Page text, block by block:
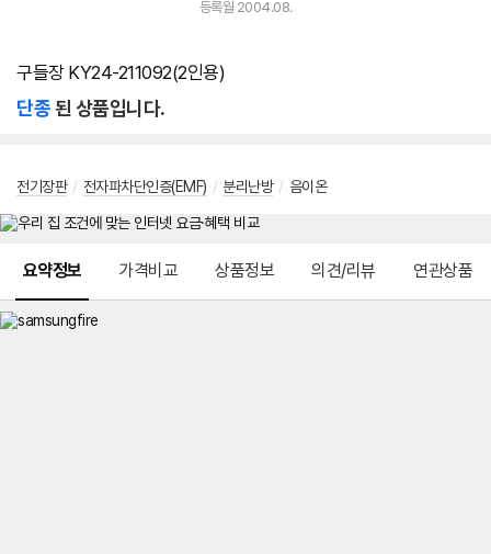
등록월 2004.08.
구들장 KY24-211092(2인용)
단종된 상품입니다.
전기장판 / 전자파차단인증(EMF) / 분리난방 / 음이온
요약정보 가격비교 상품정보 의견/리뷰 연관상품